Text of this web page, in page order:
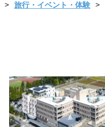
旅行・イベント・体験